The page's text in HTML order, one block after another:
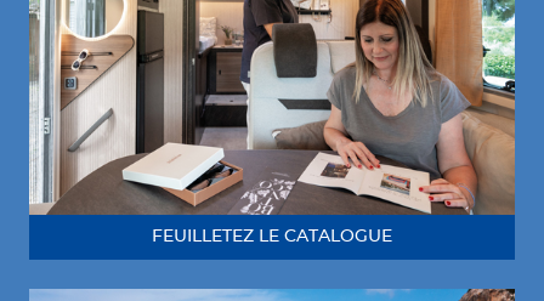
FEUILLETEZ LE CATALOGUE